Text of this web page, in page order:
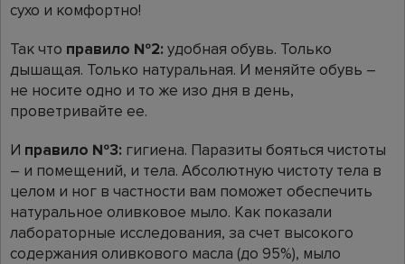
сухо и комфортно!
Так что правило №2: удобная обувь. Только
дышащая. Только натуральная. И меняйте обувь –
не носите одно и то же изо дня в день,
проветривайте ее.
И правило №3: гигиена. Паразиты бояться чистоты
– и помещений, и тела. Абсолютную чистоту тела в
целом и ног в частности вам поможет обеспечить
натуральное оливковое мыло. Как показали
лабораторные исследования, за счет высокого
содержания оливкового масла (до 95%), мыло